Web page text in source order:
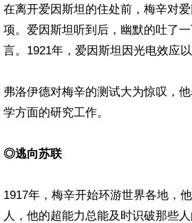
在离开爱因斯坦的住处前，梅辛对
项。爱因斯坦听到后，幽默的吐了
言。1921年，爱因斯坦因光电效应
弗洛伊德对梅辛的测试大为惊叹，
学方面的研究工作。
◎逃向苏联
1917年，梅辛开始环游世界各地，
人，他的超能力总能及时识破那些